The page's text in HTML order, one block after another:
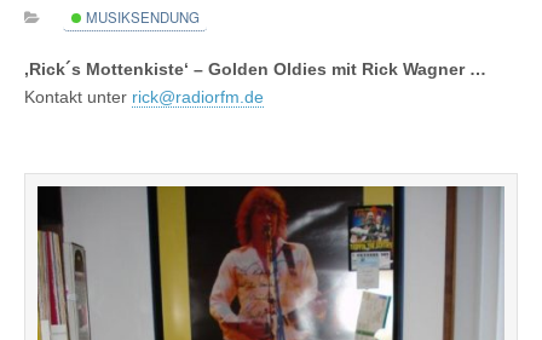
MUSIKSENDUNG
‚Rick´s Mottenkiste‘ – Golden Oldies mit Rick Wagner …
Kontakt unter rick@radiorfm.de